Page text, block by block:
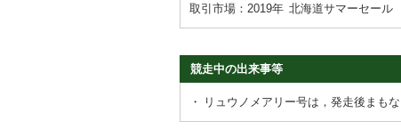
取引市場：2019年 北海道サマーセール
競走中の出来事等
・ リュウノメアリー号は，発走後まも